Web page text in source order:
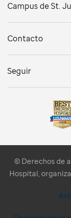
Campus de St.
Contacto
Seguir
© Derechos de
Hospital,